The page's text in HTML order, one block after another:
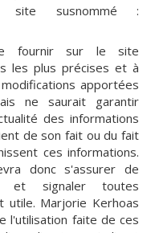
site susnommé :
fournir sur le site
les plus précises et à
apportées
ne saurait garantir
des informations
de son fait ou du fait
ces informations.
donc s'assurer de
et signaler toutes
utile. Marjorie Kerhoas
l'utilisation faite de ces